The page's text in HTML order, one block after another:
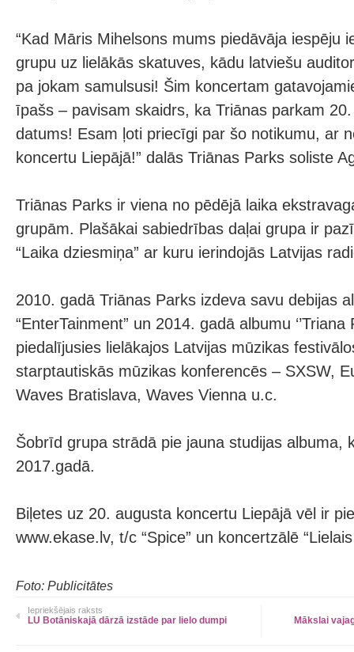
“Kad Māris Mihelsons mums piedāvāja iespēju
grupu uz lielākās skatuves, kādu latviešu
pa jokam samulsusi! Šim koncertam
īpašs – pavisam skaidrs, ka Triānas parkam
datums! Esam ļoti priecīgi par šo notikumu, ar
koncertu Liepājā!” dalās Triānas Parks soliste
Triānas Parks ir viena no pēdējā laika
grupām. Plašākai sabiedrības daļai grupa ir
“Laika dziesmiņa” ar kuru ierindojās Latvijas
2010. gadā Triānas Parks izdeva savu debijas
“EnterTainment” un 2014. gadā albumu ‘’Triana
piedalījusies lielākajos Latvijas mūzikas
starptautiskās mūzikas konferencēs – SXSW,
Waves Bratislava, Waves Vienna u.c.
Šobrīd grupa strādā pie jauna studijas albuma,
2017.gadā.
Biļetes uz 20. augusta koncertu Liepājā vēl ir
www.ekase.lv, t/c “Spice” un koncertzālē
Foto: Publicitātes
Iepriekšējais raksts
LU Botāniskajā dārzā izstāde par lielo dumpi Mākslai